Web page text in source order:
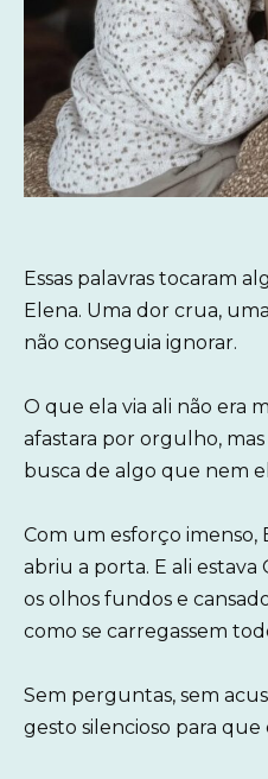
Essas palavras tocaram
Elena. Uma dor crua,
não conseguia ignorar.
O que ela via ali não era
afastara por orgulho,
busca de algo que nem
Com um esforço imenso,
abriu a porta. E ali estava
os olhos fundos e
como se carregassem
Sem perguntas, sem
gesto silencioso para que